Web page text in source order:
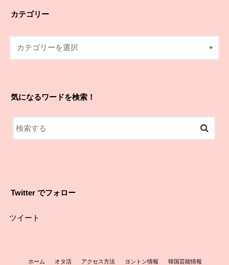
カテゴリー
気になるワードを検索！
Twitter でフォロー
ツイート
ホーム オタ活 アクセス方法 ヨントン情報 韓国芸能情報